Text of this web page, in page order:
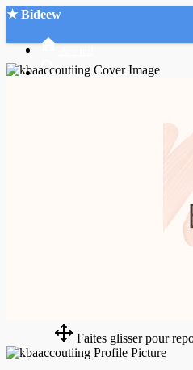
★ Bideew
Faites glisser pour